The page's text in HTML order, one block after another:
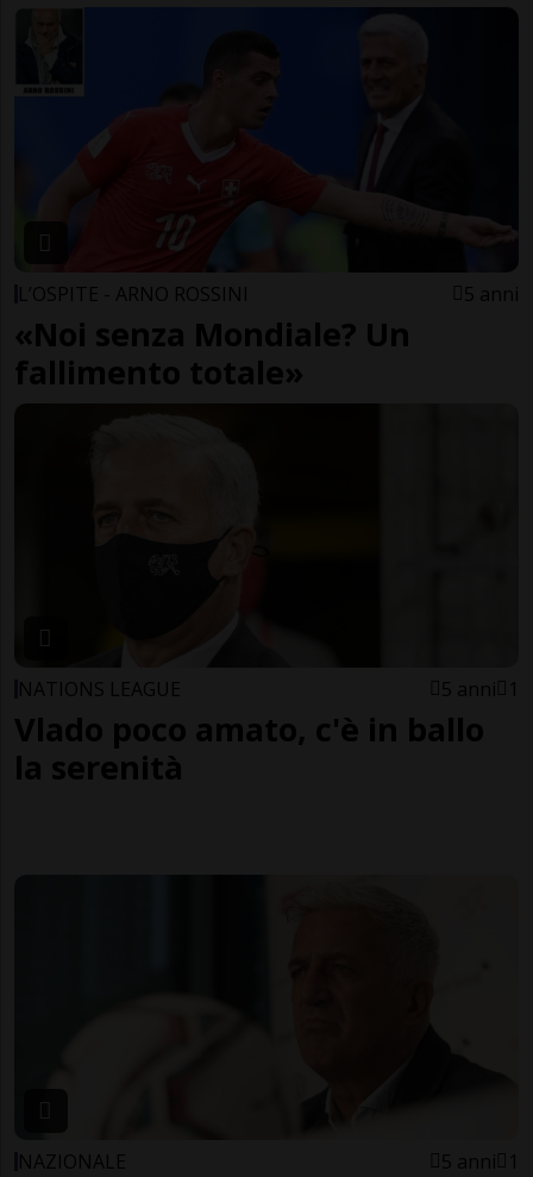
L’OSPITE - ARNO ROSSINI 5 anni
«Noi senza Mondiale? Un
fallimento totale»
NATIONS LEAGUE 5 anni 1
Vlado poco amato, c'è in ballo
la serenità
NAZIONALE 5 anni 1